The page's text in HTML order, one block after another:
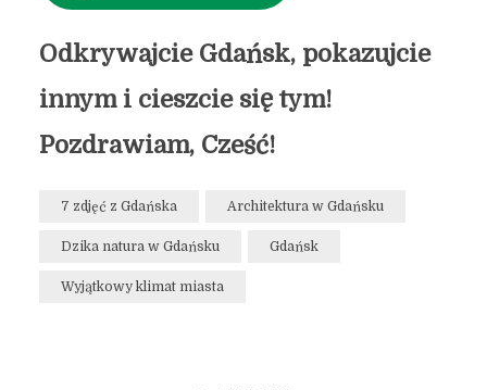
Odkrywajcie Gdańsk, pokazujcie
innym i cieszcie się tym!
Pozdrawiam, Cześć!
7 zdjęć z Gdańska Architektura w Gdańsku
Dzika natura w Gdańsku Gdańsk
Wyjątkowy klimat miasta